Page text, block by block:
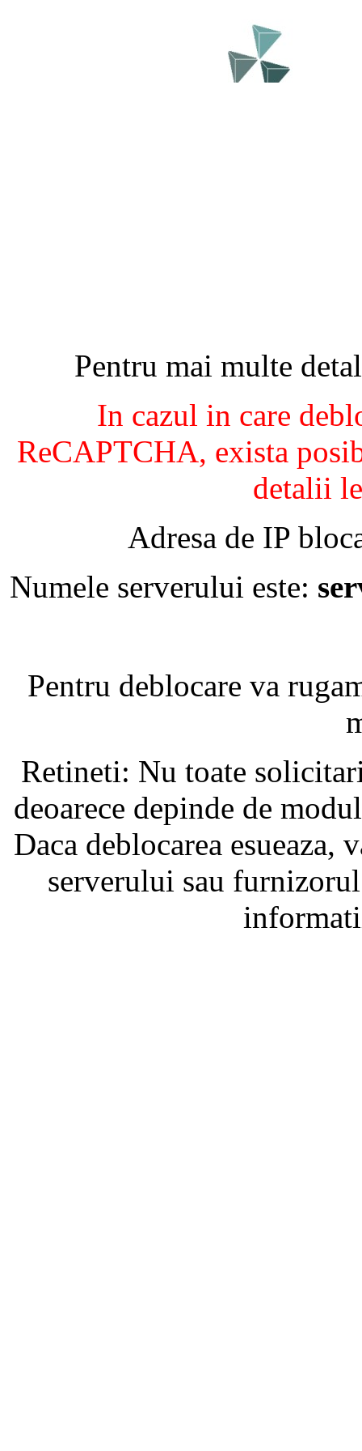
Pentru mai multe
In cazul in care
ReCAPTCHA, exista
detalii
Adresa de IP
Numele serverului este:
Pentru deblocare va
Retineti: Nu toate
deoarece depinde de
Daca deblocarea
serverului sau